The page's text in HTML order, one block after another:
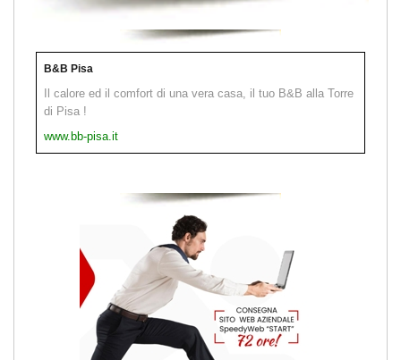
B&B Pisa
Il calore ed il comfort di una vera casa, il tuo B&B alla Torre
di Pisa !
www.bb-pisa.it